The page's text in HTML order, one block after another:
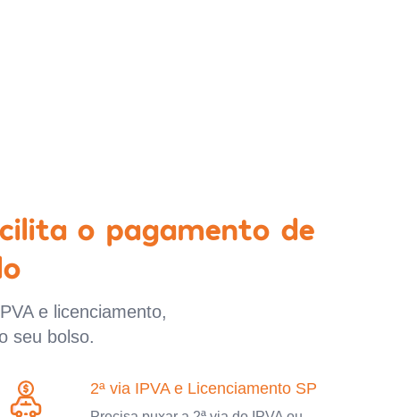
o pagamento de
e licenciamento,
seu bolso.
2ª via IPVA e Licenciamento SP